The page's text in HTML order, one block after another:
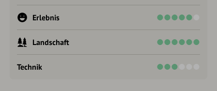
Erlebnis
Landschaft
Technik